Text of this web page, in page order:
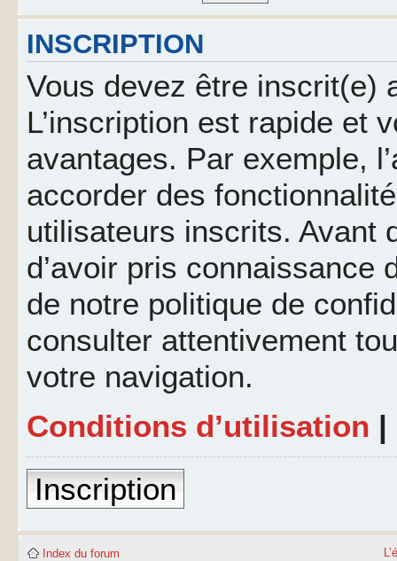
INSCRIPTION
Vous devez être inscrit(e)
L’inscription est rapide et
avantages. Par exemple,
accorder des
utilisateurs inscrits. Avant
d’avoir pris connaissance
de notre politique de
consulter attentivement
votre navigation.
Conditions d’utilisation |
Inscription
Index du forum